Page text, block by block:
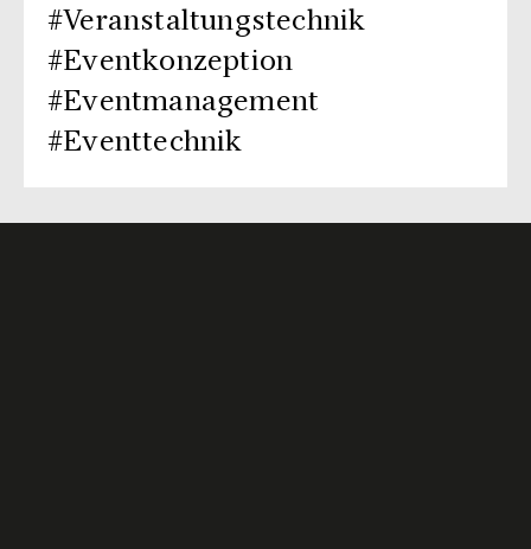
#Veranstaltungstechnik
#Eventkonzeption
#Eventmanagement
#Eventtechnik